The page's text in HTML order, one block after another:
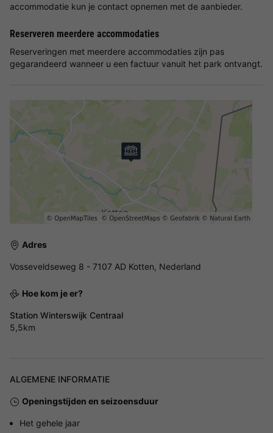
accommodatie kun je contact opnemen met de aanbieder.
Reserveren meerdere accommodaties
Reserveringen met meerdere accommodaties zijn pas
gegarandeerd wanneer u een factuur vanuit het park ontvangt.
Adres
Vosseveldseweg 8 - 7107 AD Kotten, Nederland
Hoe kom je er?
Station Winterswijk Centraal
5,5km
ALGEMENE INFORMATIE
Openingstijden en seizoensduur
Het gehele jaar